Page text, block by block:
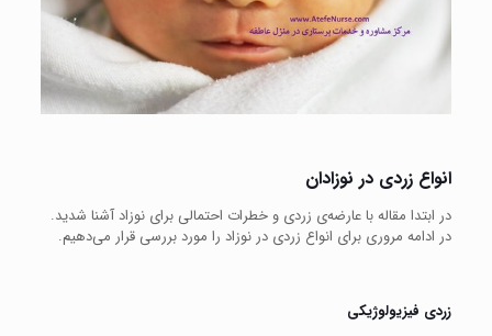
انواع زردی در نوزادان
در ابتدا مقاله با عارضه‌ی زردی و خطرات احتمالی برای نوزاد آشنا شدید.
در ادامه مروری برای انواع زردی در نوزاد را مورد بررسی قرار می‌دهیم.
زردی فیزیولوژیکی